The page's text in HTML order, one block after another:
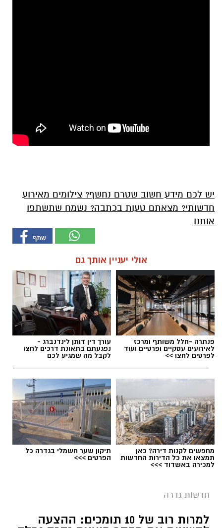
יש לכם מידע חשוב שטרם נחשף? צילומים מאירוע
חדשותי? מצאתם טעות בכתבה? נשמח שתשתפו
אותנו
אולי יעניין אותך גם
פנתרה -חלל משותף ומרכז
לאירועים עסקיים ופרטיים ועוד
לפרטים לחצו >>
עורך דין דותן לינדנברג -
נפגעתם בתאונת דרכים לחצו
לקבל מה שמגיע לכם
מחפשים לקנות דירה? כאן
תמצאו את כל הדירות החדשות
למכירה באשדוד >>>
תיקון שער חשמלי בגדרה כל
הפרטים >>>
חדשות גדרה
למרות רוב של 10 תומכים: ההצעה